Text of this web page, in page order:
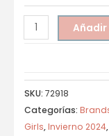
SKU: 72918
Categorías:
Girls,Invierno 2024,